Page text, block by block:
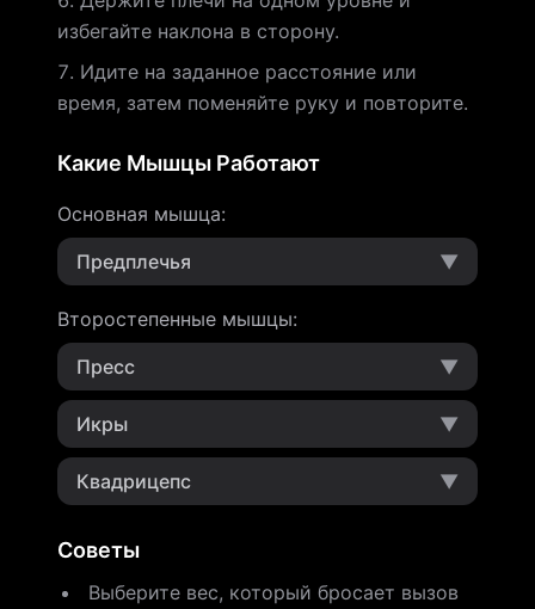
избегайте наклона в сторону.
Идите на заданное расстояние или
время, затем поменяйте руку и повторите.
Какие Мышцы Работают
Основная мышца:
Предплечья
▼
Второстепенные мышцы:
Пресс
▼
Икры ▼
Квадрицепс ▼
Советы
Выберите вес, который бросает вызов